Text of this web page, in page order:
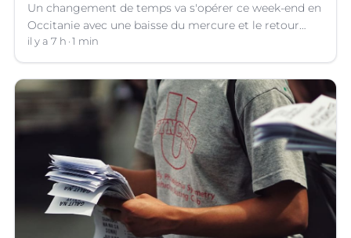
Un changement de temps va s'opérer ce week-end en
Occitanie avec une baisse du mercure et le retour
d'orages dans certains départements.
il y a 7 h 1 min